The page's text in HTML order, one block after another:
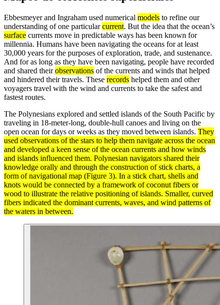
Ebbesmeyer and Ingraham used numerical models to refine our
understanding of one particularcurrent. But the idea that the ocean’s
surface currents move in predictable ways has been known for
millennia. Humans have been navigating the oceans for at least
30,000 years for the purposes of exploration, trade, and sustenance.
And for as long as they have been navigating, people have recorded
and shared theirobservations of the currents and winds that helped
and hindered their travels. These records helped them and other
voyagers travel with the wind and currents to take the safest and
fastest routes.
The Polynesians explored and settled islands of the South Pacific by
traveling in 18-meter-long, double-hull canoes and living on the
open ocean for days or weeks as they moved between islands. They
used observations of the stars to help them navigate across the ocean
and developed a keen sense of the ocean currents and how winds
and islands influenced them. Polynesian navigators shared their
knowledge orally and through the construction of stick charts, a
form of navigational map (Figure 3). In a stick chart, shells and
knots would be connected by a framework of coconut fibers or
wood to illustrate the relative positioning of islands. Smaller, curved
fibers indicated the dominant currents, waves, and wind patterns of
the waters in between.